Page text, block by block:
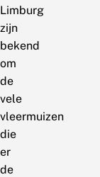
Limburg
zijn
bekend
om
de
vele
vleermuizen
die
er
de